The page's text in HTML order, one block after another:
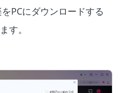
PCにダウンロードする
す。